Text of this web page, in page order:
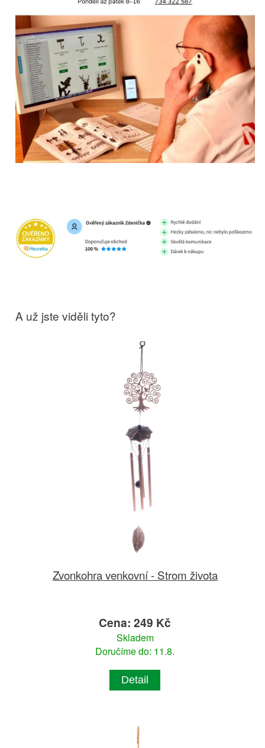
A už jste viděli tyto?
Zvonkohra venkovní - Strom života
Cena: 249 Kč
Skladem
Doručíme do: 11.8.
Detail